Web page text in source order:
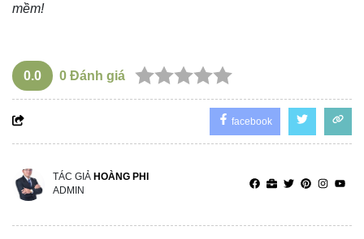
mềm!
0.0 0 Đánh giá
facebook
TÁC GIẢ HOÀNG PHI
ADMIN